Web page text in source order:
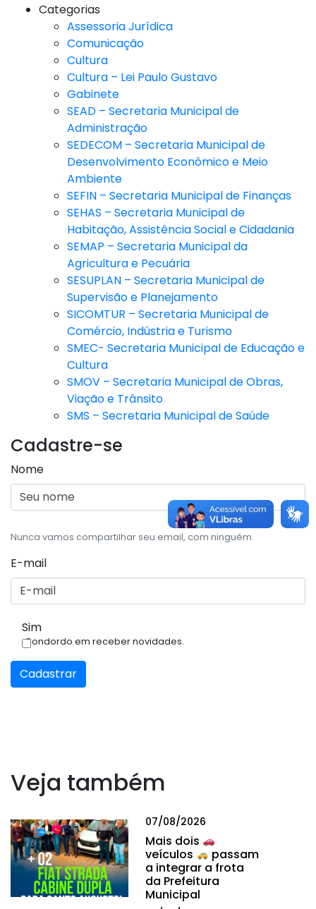
Categorias
Assessoria Jurídica
Comunicação
Cultura
Cultura – Lei Paulo Gustavo
Gabinete
SEAD – Secretaria Municipal de
Administração
SEDECOM – Secretaria Municipal de
Desenvolvimento Econômico e Meio
Ambiente
SEFIN – Secretaria Municipal de Finanças
SEHAS – Secretaria Municipal de
Habitação, Assistência Social e Cidadania
SEMAP – Secretaria Municipal da
Agricultura e Pecuária
SESUPLAN – Secretaria Municipal de
Supervisão e Planejamento
SICOMTUR – Secretaria Municipal de
Comércio, Indústria e Turismo
SMEC- Secretaria Municipal de Educação e
Cultura
SMOV – Secretaria Municipal de Obras,
Viação e Trânsito
SMS – Secretaria Municipal de Saúde
Cadastre-se
Nome
Nunca vamos compartilhar seu email, com ninguém.
E-mail
Sim
Condordo em receber novidades.
Cadastrar
Veja também
07/08/2026
Mais dois
veículos
passam
a integrar a frota
da Prefeitura
Municipal